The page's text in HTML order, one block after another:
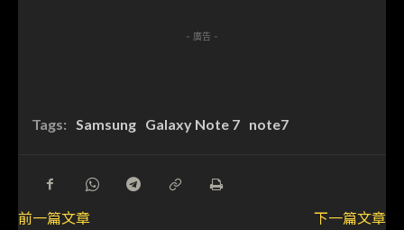
- 廣告 -
Tags: Samsung Galaxy Note 7 note7
前一篇文章
下一篇文章